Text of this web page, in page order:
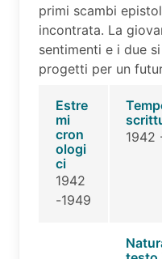
primi scambi
incontrata. La
sentimenti e i due
progetti per un
Estre
mi
cron
ologi
ci
1942
-1949
1942